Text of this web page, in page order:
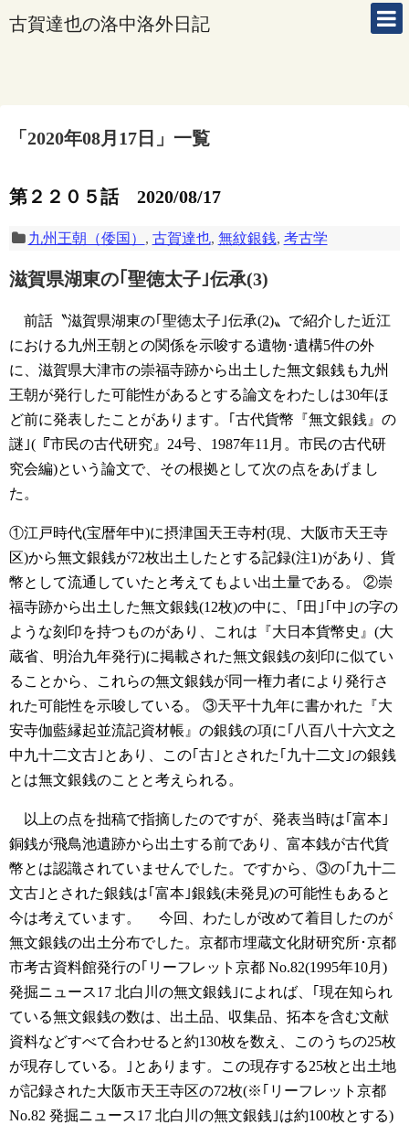
古賀達也の洛中洛外日記
「 2020年08月17日 」 一覧
第２２０５話 2020/08/17
九州王朝（倭国） , 古賀達也, 無紋銀銭, 考古学
滋賀県湖東の｢聖徳太子｣伝承(3)
前話〝滋賀県湖東の｢聖徳太子｣伝承(2)〟で紹介した近江
における九州王朝との関係を示唆する遺物･遺構5件の外
に、滋賀県大津市の崇福寺跡から出土した無文銀銭も九州
王朝が発行した可能性があるとする論文をわたしは30年ほ
ど前に発表したことがあります。｢古代貨幣『無文銀銭』の
謎｣(『市民の古代研究』24号、1987年11月。市民の古代研
究会編)という論文で、その根拠として次の点をあげまし
た。
①江戸時代(宝暦年中)に摂津国天王寺村(現、大阪市天王寺
区)から無文銀銭が72枚出土したとする記録(注1)があり、貨
幣として流通していたと考えてもよい出土量である。
②崇
福寺跡から出土した無文銀銭(12枚)の中に、｢田｣｢中｣の字の
ような刻印を持つものがあり、これは『大日本貨幣史』(大
蔵省、明治九年発行)に掲載された無文銀銭の刻印に似てい
ることから、これらの無文銀銭が同一権力者により発行さ
れた可能性を示唆している。
③天平十九年に書かれた『大
安寺伽藍縁起並流記資材帳』の銀銭の項に｢八百八十六文之
中九十二文古｣とあり、この｢古｣とされた｢九十二文｣の銀銭
とは無文銀銭のことと考えられる。
以上の点を拙稿で指摘したのですが、発表当時は｢富本｣
銅銭が飛鳥池遺跡から出土する前であり、富本銭が古代貨
幣とは認識されていませんでした。ですから、③の｢九十二
文古｣とされた銀銭は｢富本｣銀銭(未発見)の可能性もあると
今は考えています。
今回、わたしが改めて着目したのが
無文銀銭の出土分布でした。京都市埋蔵文化財研究所･京都
市考古資料館発行の｢リーフレット京都 No.82(1995年10月)
発掘ニュース17 北白川の無文銀銭｣によれば、｢現在知られ
ている無文銀銭の数は、出土品、収集品、拓本を含む文献
資料などすべて合わせると約130枚を数え、このうちの25枚
が現存している。｣とあります。この現存する25枚と出土地
が記録された大阪市天王寺区の72枚(※｢リーフレット京都
No.82 発掘ニュース17 北白川の無文銀銭｣は約100枚とする)